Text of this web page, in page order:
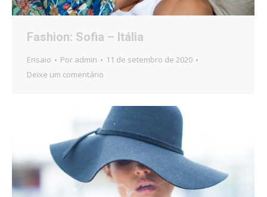
Fashion: Sofia – Itália
Ensaio Por admin
11 de setembro de 2020
Deixe um comentário